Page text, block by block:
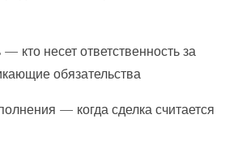
кто несет ответственность за
обязательства
— когда сделка считается